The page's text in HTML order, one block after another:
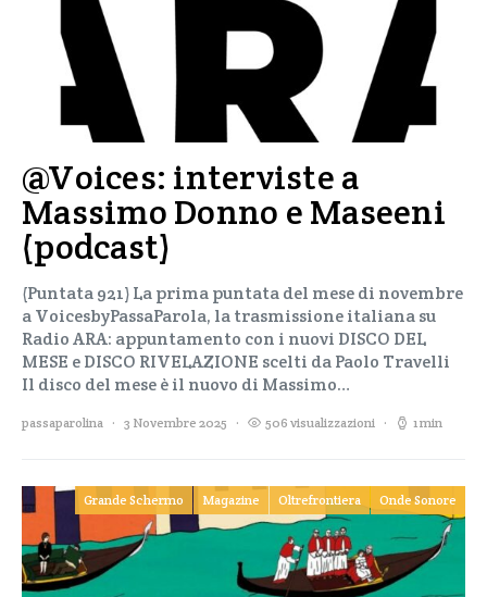
@Voices: interviste a
Massimo Donno e Maseeni
(podcast)
(Puntata 921) La prima puntata del mese di novembre
a VoicesbyPassaParola, la trasmissione italiana su
Radio ARA: appuntamento con i nuovi DISCO DEL
MESE e DISCO RIVELAZIONE scelti da Paolo Travelli
Il disco del mese è il nuovo di Massimo…
passaparolina 3 Novembre 2025 506 visualizzazioni 1 min
Grande Schermo Magazine Oltrefrontiera Onde Sonore